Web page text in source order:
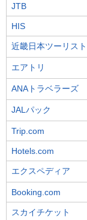
JTB
HIS
近畿日本ツーリスト
エアトリ
ANAトラベラーズ
JALパック
Trip.com
Hotels.com
エクスペディア
Booking.com
スカイチケット